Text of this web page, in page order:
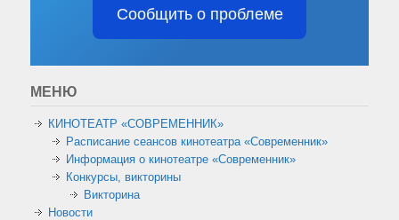
Сообщить о проблеме
МЕНЮ
КИНОТЕАТР «СОВРЕМЕННИК»
Расписание сеансов кинотеатра «Современник»
Информация о кинотеатре «Современник»
Конкурсы, викторины
Викторина
Новости